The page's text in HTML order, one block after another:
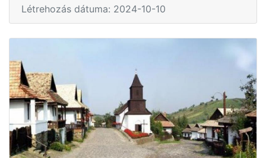
Létrehozás dátuma: 2024-10-10